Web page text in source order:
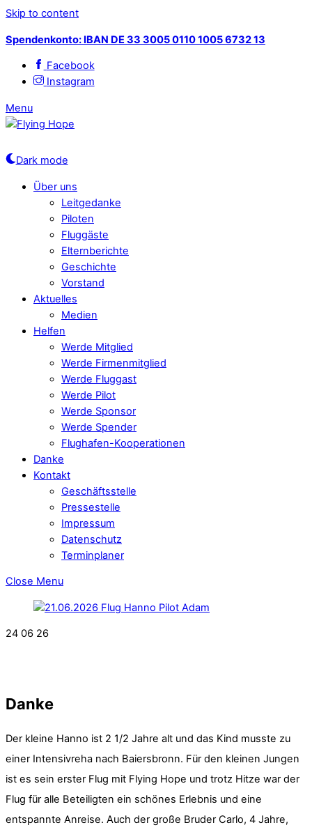
Skip to content
Spendenkonto: IBAN DE 33 3005 0110 1005 6732 13
Facebook
Instagram
Menu
Dark mode
Über uns
Leitgedanke
Piloten
Fluggäste
Elternberichte
Geschichte
Vorstand
Aktuelles
Medien
Helfen
Werde Mitglied
Werde Firmenmitglied
Werde Fluggast
Werde Pilot
Werde Sponsor
Werde Spender
Flughafen-Kooperationen
Danke
Kontakt
Geschäftsstelle
Pressestelle
Impressum
Datenschutz
Terminplaner
Close Menu
24 06 26
Danke
Der kleine Hanno ist 2 1/2 Jahre alt und das Kind musste zu
einer Intensivreha nach Baiersbronn. Für den kleinen Jungen
ist es sein erster Flug mit Flying Hope und trotz Hitze war der
Flug für alle Beteiligten ein schönes Erlebnis und eine
entspannte Anreise. Auch der große Bruder Carlo, 4 Jahre,